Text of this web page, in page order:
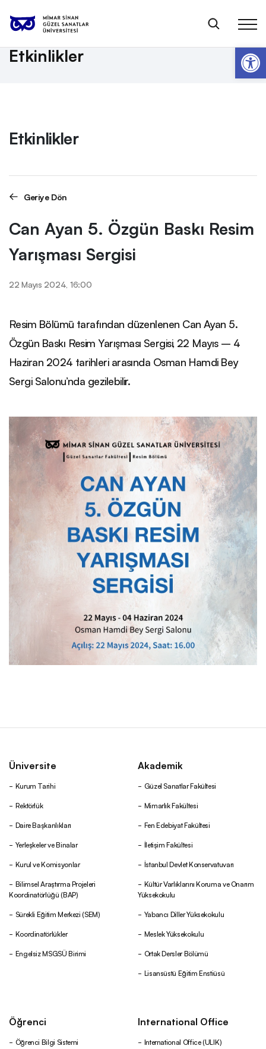
Anasayfa
Etkinlikler
Can Ayan 5. Özgün Baskı Resim Yarışması Sergisi
Etkinlikler
Etkinlikler
Geriye Dön
Can Ayan 5. Özgün Baskı Resim
Yarışması Sergisi
22 Mayıs 2024, 16:00
Resim Bölümü tarafından düzenlenen Can Ayan 5.
Özgün Baskı Resim Yarışması Sergisi, 22 Mayıs – 4
Haziran 2024 tarihleri arasında Osman Hamdi Bey
Sergi Salonu’nda gezilebilir.
Üniversite
Kurum Tarihi
Rektörlük
Daire Başkanlıkları
Yerleşkeler ve Binalar
Kurul ve Komisyonlar
Bilimsel Araştırma Projeleri
Koordinatörlüğü (BAP)
Sürekli Eğitim Merkezi (SEM)
Koordinatörlükler
Engelsiz MSGSÜ Birimi
Akademik
Güzel Sanatlar Fakültesi
Mimarlık Fakültesi
Fen Edebiyat Fakültesi
İletişim Fakültesi
İstanbul Devlet Konservatuvarı
Kültür Varlıklarını Koruma ve Onarım
Yüksekokulu
Yabancı Diller Yüksekokulu
Meslek Yüksekokulu
Ortak Dersler Bölümü
Lisansüstü Eğitim Enstiüsü
Öğrenci
Öğrenci Bilgi Sistemi
International Office
International Office (ULIK)